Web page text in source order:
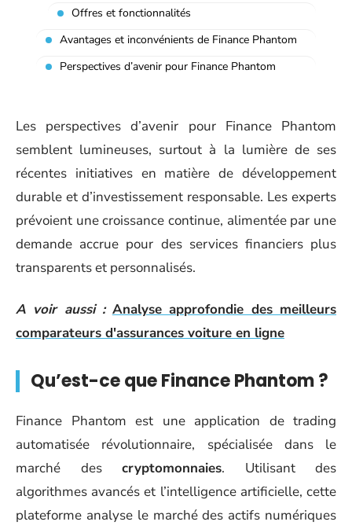
Offres et fonctionnalités
Avantages et inconvénients de Finance Phantom
Perspectives d’avenir pour Finance Phantom
Les perspectives d’avenir pour Finance Phantom
semblent lumineuses, surtout à la lumière de ses
récentes initiatives en matière de développement
durable et d’investissement responsable. Les experts
prévoient une croissance continue, alimentée par une
demande accrue pour des services financiers plus
transparents et personnalisés.
A voir aussi : Analyse approfondie des meilleurs
comparateurs d'assurances voiture en ligne
Qu’est-ce que Finance Phantom ?
Finance Phantom est une application de trading
automatisée révolutionnaire, spécialisée dans le
marché des cryptomonnaies. Utilisant des
algorithmes avancés et l’intelligence artificielle, cette
plateforme analyse le marché des actifs numériques